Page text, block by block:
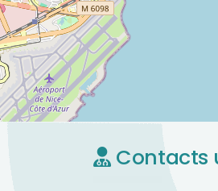
Contacts